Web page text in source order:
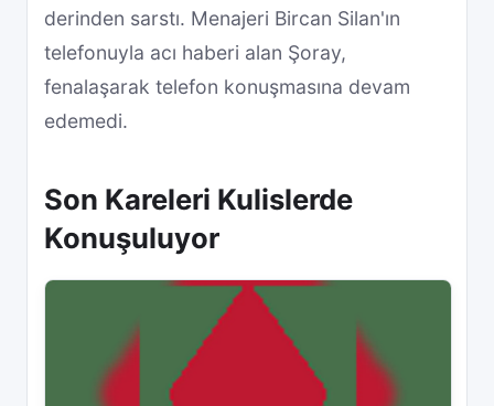
derinden sarstı. Menajeri Bircan Silan'ın
telefonuyla acı haberi alan Şoray,
fenalaşarak telefon konuşmasına devam
edemedi.
Son Kareleri Kulislerde
Konuşuluyor